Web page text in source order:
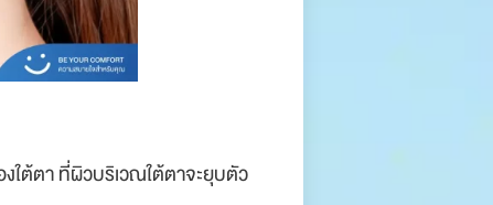
ต้ตา ที่ผิวบริเวณใต้ตาจะยุบตัว